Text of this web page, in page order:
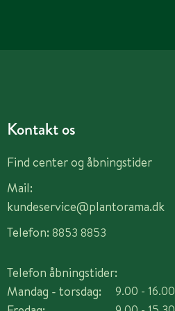
Kontakt os
Find center og åbningstider
Mail:
kundeservice@plantorama.dk
Telefon: 8853 8853
Telefon åbningstider:
Mandag - torsdag:
9.00 - 16.00